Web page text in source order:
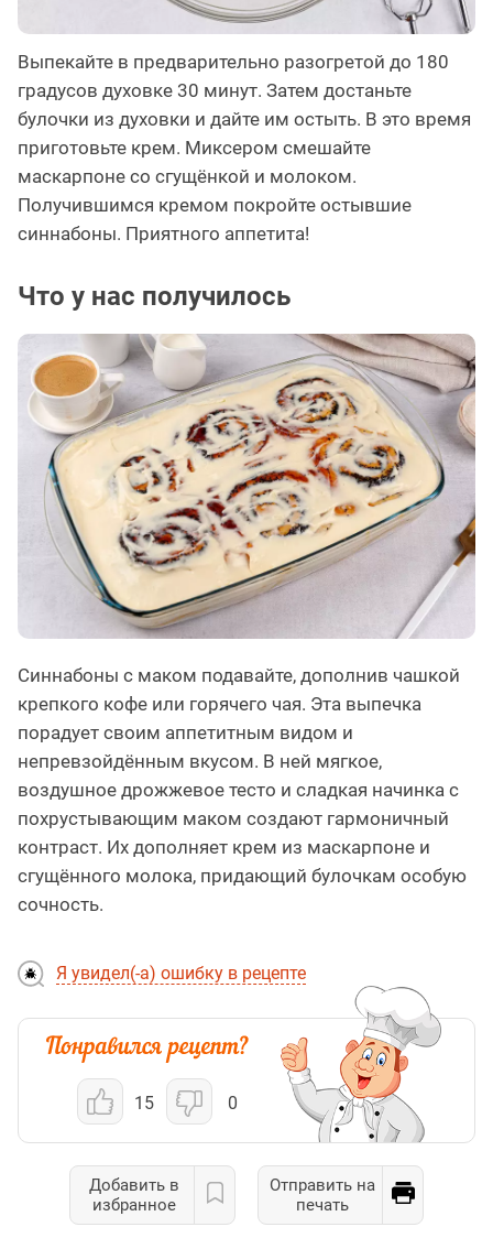
Выпекайте в предварительно разогретой до 180
градусов духовке 30 минут. Затем достаньте
булочки из духовки и дайте им остыть. В это время
приготовьте крем. Миксером смешайте
маскарпоне со сгущёнкой и молоком.
Получившимся кремом покройте остывшие
синнабоны. Приятного аппетита!
Что у нас получилось
Синнабоны с маком подавайте, дополнив чашкой
крепкого кофе или горячего чая. Эта выпечка
порадует своим аппетитным видом и
непревзойдённым вкусом. В ней мягкое,
воздушное дрожжевое тесто и сладкая начинка с
похрустывающим маком создают гармоничный
контраст. Их дополняет крем из маскарпоне и
сгущённого молока, придающий булочкам особую
сочность.
Я увидел(-а) ошибку в рецепте
15 0
Добавить в
избранное
Отправить на
печать